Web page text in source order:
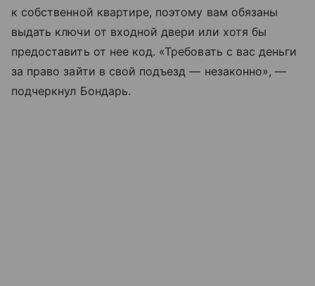
к собственной квартире, поэтому вам обязаны
выдать ключи от входной двери или хотя бы
предоставить от нее код. «Требовать с вас деньги
за право зайти в свой подъезд — незаконно», —
подчеркнул Бондарь.